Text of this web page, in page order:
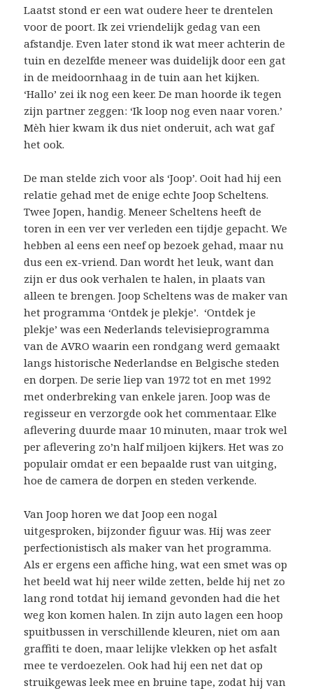
Laatst stond er een wat oudere heer te drentelen
voor de poort. Ik zei vriendelijk gedag van een
afstandje. Even later stond ik wat meer achterin de
tuin en dezelfde meneer was duidelijk door een gat
in de meidoornhaag in de tuin aan het kijken.
‘Hallo’ zei ik nog een keer. De man hoorde ik tegen
zijn partner zeggen: ‘Ik loop nog even naar voren.’
Mèh hier kwam ik dus niet onderuit, ach wat gaf
het ook.
De man stelde zich voor als ‘Joop’. Ooit had hij een
relatie gehad met de enige echte Joop Scheltens.
Twee Jopen, handig. Meneer Scheltens heeft de
toren in een ver ver verleden een tijdje gepacht. We
hebben al eens een neef op bezoek gehad, maar nu
dus een ex-vriend. Dan wordt het leuk, want dan
zijn er dus ook verhalen te halen, in plaats van
alleen te brengen. Joop Scheltens was de maker van
het programma ‘Ontdek je plekje’. ‘Ontdek je
plekje’ was een Nederlands televisieprogramma
van de AVRO waarin een rondgang werd gemaakt
langs historische Nederlandse en Belgische steden
en dorpen. De serie liep van 1972 tot en met 1992
met onderbreking van enkele jaren. Joop was de
regisseur en verzorgde ook het commentaar. Elke
aflevering duurde maar 10 minuten, maar trok wel
per aflevering zo’n half miljoen kijkers. Het was zo
populair omdat er een bepaalde rust van uitging,
hoe de camera de dorpen en steden verkende.
Van Joop horen we dat Joop een nogal
uitgesproken, bijzonder figuur was. Hij was zeer
perfectionistisch als maker van het programma.
Als er ergens een affiche hing, wat een smet was op
het beeld wat hij neer wilde zetten, belde hij net zo
lang rond totdat hij iemand gevonden had die het
weg kon komen halen. In zijn auto lagen een hoop
spuitbussen in verschillende kleuren, niet om aan
graffiti te doen, maar lelijke vlekken op het asfalt
mee te verdoezelen. Ook had hij een net dat op
struikgewas leek mee en bruine tape, zodat hij van